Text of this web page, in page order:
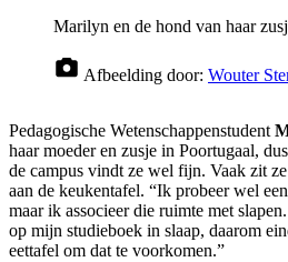
Marilyn en de hond van haar
Afbeelding door: Wouter
Pedagogische Wetenschappenstudent
haar moeder en zusje in Poortugaal,
de campus vindt ze wel fijn. Vaak zit
aan de keukentafel. “Ik probeer wel
maar ik associeer die ruimte met
op mijn studieboek in slaap, daarom
eettafel om dat te voorkomen.”